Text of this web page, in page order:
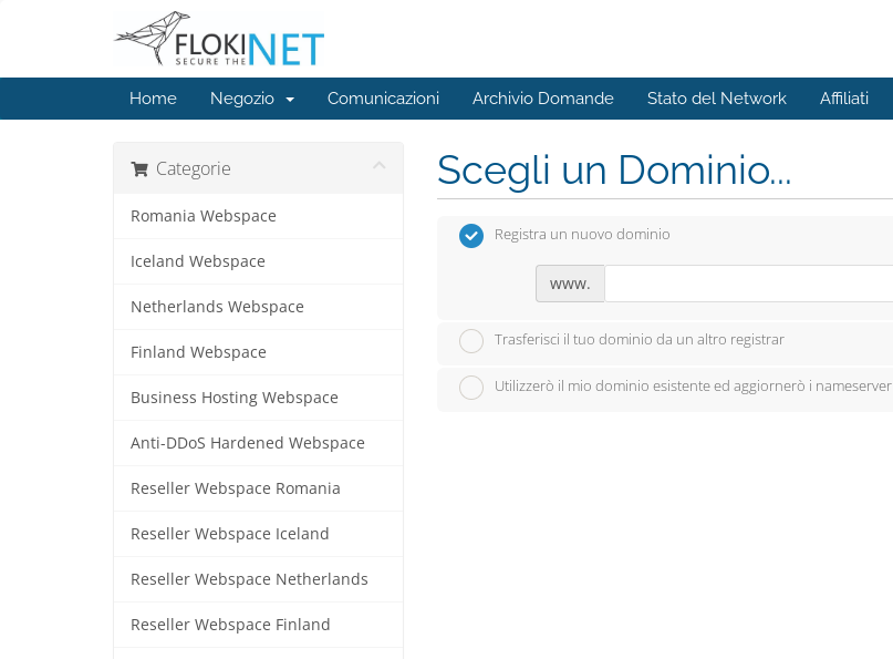
Home Negozio Comunicazioni Archivio Domande Stato del Network Affiliati
Categorie
Romania Webspace
Iceland Webspace
Netherlands Webspace
Finland Webspace
Business Hosting Webspace
Anti-DDoS Hardened Webspace
Reseller Webspace Romania
Reseller Webspace Iceland
Reseller Webspace Netherlands
Reseller Webspace Finland
Scegli un Dominio...
Registra un nuovo dominio
www.
Trasferisci il tuo dominio da un altro registrar
Utilizzerò il mio dominio esistente ed aggiornerò i nameserver